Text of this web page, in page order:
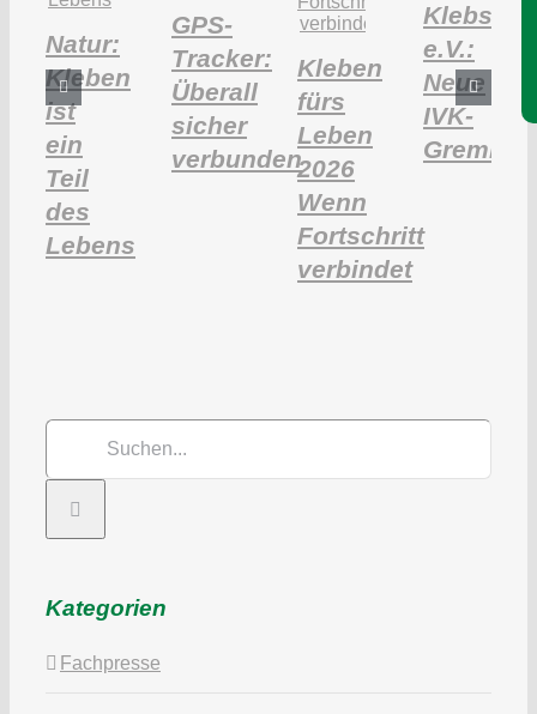
Natur:
Kleben
ist
ein
Teil
des
Lebens
GPS-
Tracker:
Überall
sicher
verbunden
Kleben
fürs
Leben
2026
Wenn
Fortschritt
verbindet
e.V.:
Neue
IVK-
Kategorien
Fachpresse